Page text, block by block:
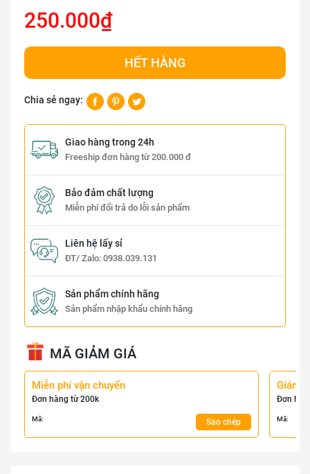
250.000₫
HẾT HÀNG
Chia sẻ ngay:
Giao hàng trong 24h
Freeship đơn hàng từ 200.000 đ
Bảo đảm chất lượng
Miễn phí đổi trả do lỗi sản phẩm
Liên hệ lấy sỉ
ĐT/ Zalo: 0938.039.131
Sản phẩm chính hãng
Sản phẩm nhập khẩu chính hãng
MÃ GIẢM GIÁ
Miễn phí vận chuyển
Đơn hàng từ 200k
Mã: Sao chép
Giảm
Đơn
Mã: